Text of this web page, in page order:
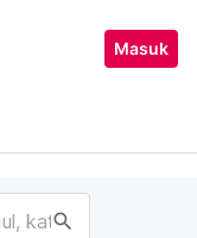
Masuk
search